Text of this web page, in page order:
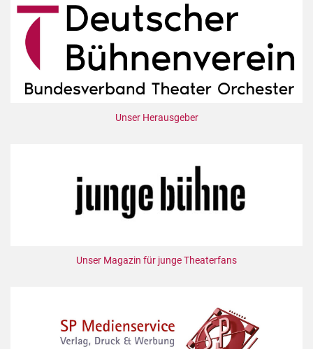
Unser Herausgeber
Unser Magazin für junge Theaterfans